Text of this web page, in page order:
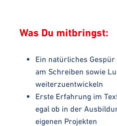
Was Du mitbringst:
Ein natürliches
am Schreiben sowie
weiterzuentwickeln
Erste Erfahrung im
egal ob in der
eigenen Projekten